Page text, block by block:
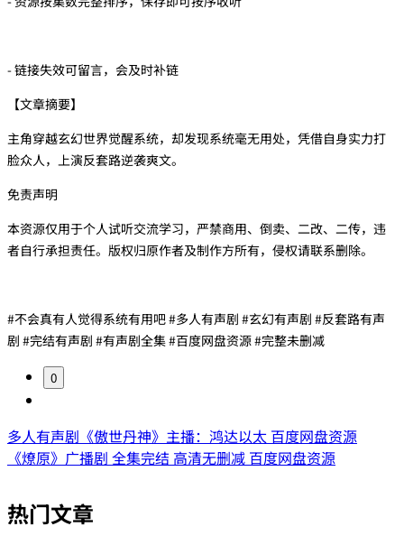
- 链接失效可留言，会及时补链
【文章摘要】
主角穿越玄幻世界觉醒系统，却发现系统毫无用处，凭借自身实力打
脸众人，上演反套路逆袭爽文。
免责声明
本资源仅用于个人试听交流学习，严禁商用、倒卖、二改、二传，违
者自行承担责任。版权归原作者及制作方所有，侵权请联系删除。
#不会真有人觉得系统有用吧 #多人有声剧 #玄幻有声剧 #反套路有声
剧 #完结有声剧 #有声剧全集 #百度网盘资源 #完整未删减
0
多人有声剧《傲世丹神》主播：鸿达以太 百度网盘资源
《燎原》广播剧 全集完结 高清无删减 百度网盘资源
热门文章